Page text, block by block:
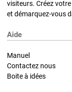
visiteurs. Créez
et démarquez-vous
Aide
Manuel
Contactez nous
Boite à idées